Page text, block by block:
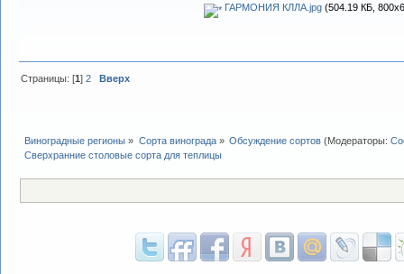
ГАРМОНИЯ КЛЛА.jpg(504.19 КБ,
Страницы: [1]2 Вверх
Виноградные регионы » Сорта винограда» Обсуждение сортов(Модераторы:
Сверхранние столовые сорта для теплицы